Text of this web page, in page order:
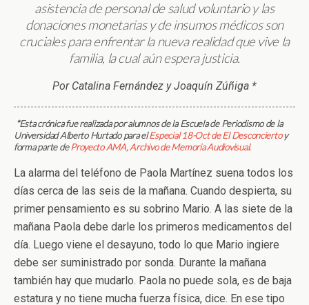
asistencia de personal de salud voluntario y las
donaciones monetarias y de insumos médicos son
cruciales para enfrentar la nueva realidad que vive la
familia, la cual aún espera justicia.
Por Catalina Fernández y Joaquín Zúñiga *
*Esta crónica fue realizada por alumnos de la Escuela de Periodismo de la
Universidad Alberto Hurtado para elEspecial 18-Oct de El Desconciertoy
forma parte deProyecto AMA, Archivo de Memoria Audiovisual.
La alarma del teléfono de Paola Martínez suena todos los
días cerca de las seis de la mañana. Cuando despierta, su
primer pensamiento es su sobrino Mario. A las siete de la
mañana Paola debe darle los primeros medicamentos del
día. Luego viene el desayuno, todo lo que Mario ingiere
debe ser suministrado por sonda. Durante la mañana
también hay que mudarlo. Paola no puede sola, es de baja
estatura y no tiene mucha fuerza física, dice. En ese tipo